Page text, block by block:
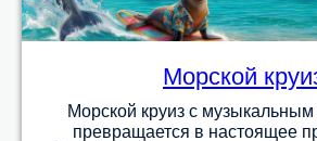
Морской
Морской круиз с
превращается в настоящее